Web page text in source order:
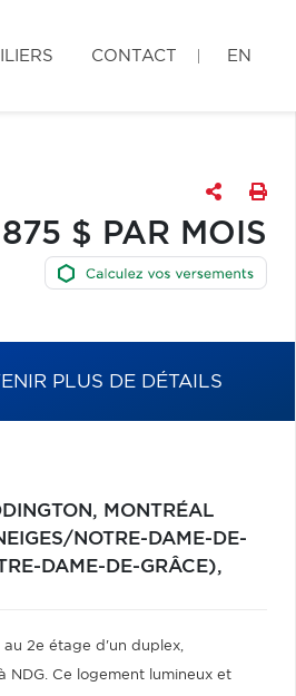
CONTACT EN
875 $ PAR MOIS
PLUS DE DÉTAILS
MONTRÉAL
NOTRE-DAME-DE-
DAME-DE-GRÂCE),
2e étage d'un duplex,
NDG. Ce logement lumineux et